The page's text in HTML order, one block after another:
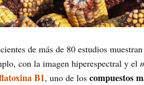
de más de 80 estudios
con la imagen hiperespectral y el
B1, uno de los compuestos